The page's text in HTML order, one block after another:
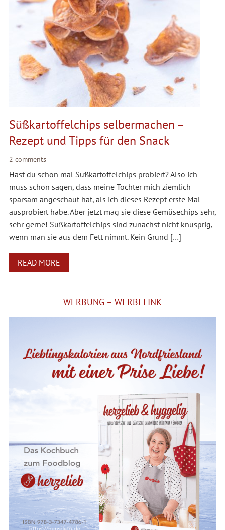
Süßkartoffelchips selbermachen –
Rezept und Tipps für den Snack
2 comments
Hast du schon mal Süßkartoffelchips probiert? Also ich
muss schon sagen, dass meine Tochter mich ziemlich
sparsam angeschaut hat, als ich dieses Rezept erste Mal
ausprobiert habe. Aber jetzt mag sie diese Gemüsechips sehr,
sehr gerne! Süßkartoffelchips sind zunächst nicht knusprig,
wenn man sie aus dem Fett nimmt. Kein Grund […]
READ MORE
WERBUNG – WERBELINK